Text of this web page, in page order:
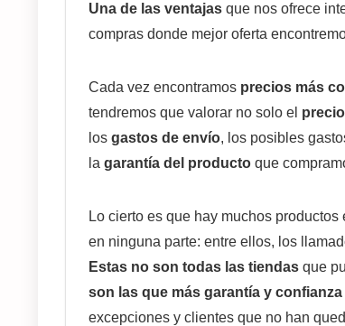
Una de las ventajas que nos ofrece
compras donde mejor oferta
Cada vez encontramos precios más
tendremos que valorar no solo el
los gastos de envío, los posibles
la garantía del producto que
Lo cierto es que hay muchos productos
en ninguna parte: entre ellos, los
Estas no son todas las tiendas que
son las que más garantía y
excepciones y clientes que no han